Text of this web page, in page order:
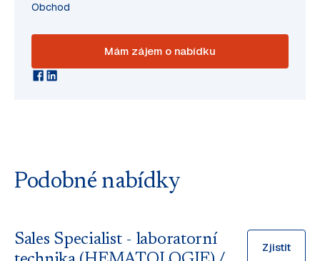
Obchod
Mám zájem o nabídku
Podobné nabídky
Sales Specialist - laboratorní
Zjistit